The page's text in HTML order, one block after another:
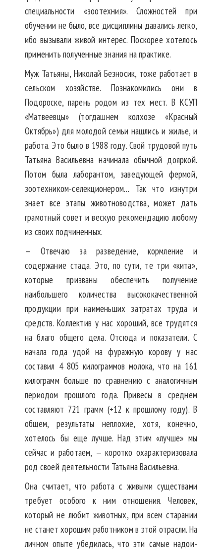
специальности «зоотехния». Сложностей при
обучении не было, все дисциплины давались легко,
ибо вызывали живой интерес. Поскорее хотелось
применить полученные знания на практике.
Муж Татьяны, Николай Безносик, тоже работает в
сельском хозяйстве. Познакомились они в
Подороске, парень родом из тех мест. В КСУП
«Матвеевцы» (тогдашнем колхозе «Красный
Октябрь») для молодой семьи нашлись и жилье, и
работа. Это было в 1988 году. Свой трудовой путь
Татьяна Васильевна начинала обычной дояркой.
Потом была лаборантом, заведующей фермой,
зоотехником-селекционером… Так что изнутри
знает все этапы животноводства, может дать
грамотный совет и вескую рекомендацию любому
из своих подчиненных.
— Отвечаю за разведение, кормление и
содержание стада. Это, по сути, те три «кита»,
которые призваны обеспечить получение
наибольшего количества высококачественной
продукции при наименьших затратах труда и
средств. Коллектив у нас хороший, все трудятся
на благо общего дела. Отсюда и показатели. С
начала года удой на фуражную корову у нас
составил 4 805 килограммов молока, что на 161
килограмм больше по сравнению с аналогичным
периодом прошлого года. Привесы в среднем
составляют 721 грамм (+12 к прошлому году). В
общем, результаты неплохие, хотя, конечно,
хотелось бы еще лучше. Над этим «лучше» мы
сейчас и работаем, — коротко охарактеризовала
род своей деятельности Татьяна Васильевна.
Она считает, что работа с живыми существами
требует особого к ним отношения. Человек,
который не любит животных, при всем старании
не станет хорошим работником в этой отрасли. На
личном опыте убедилась, что эти самые надои-